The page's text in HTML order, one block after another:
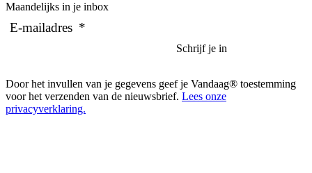
Maandelijks in je inbox
E-mailadres *
Door het invullen van je gegevens geef je Vandaag® toestemming
voor het verzenden van de nieuwsbrief. Lees onze
privacyverklaring.